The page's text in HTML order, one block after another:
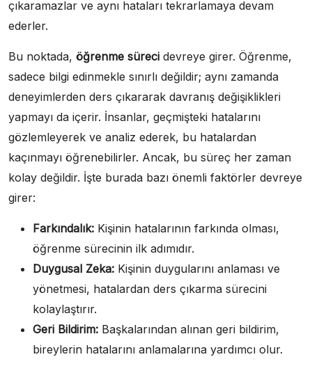
çıkaramazlar ve aynı hataları tekrarlamaya devam
ederler.
Bu noktada, öğrenme süreci devreye girer. Öğrenme,
sadece bilgi edinmekle sınırlı değildir; aynı zamanda
deneyimlerden ders çıkararak davranış değişiklikleri
yapmayı da içerir. İnsanlar, geçmişteki hatalarını
gözlemleyerek ve analiz ederek, bu hatalardan
kaçınmayı öğrenebilirler. Ancak, bu süreç her zaman
kolay değildir. İşte burada bazı önemli faktörler devreye
girer:
Farkındalık: Kişinin hatalarının farkında olması,
öğrenme sürecinin ilk adımıdır.
Duygusal Zeka: Kişinin duygularını anlaması ve
yönetmesi, hatalardan ders çıkarma sürecini
kolaylaştırır.
Geri Bildirim: Başkalarından alınan geri bildirim,
bireylerin hatalarını anlamalarına yardımcı olur.